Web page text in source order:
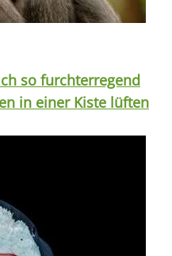
so furchterregend
in einer Kiste lüften